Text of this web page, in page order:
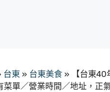
台東 » 台東美食 » 【台東40
菜單／營業時間／地址，正